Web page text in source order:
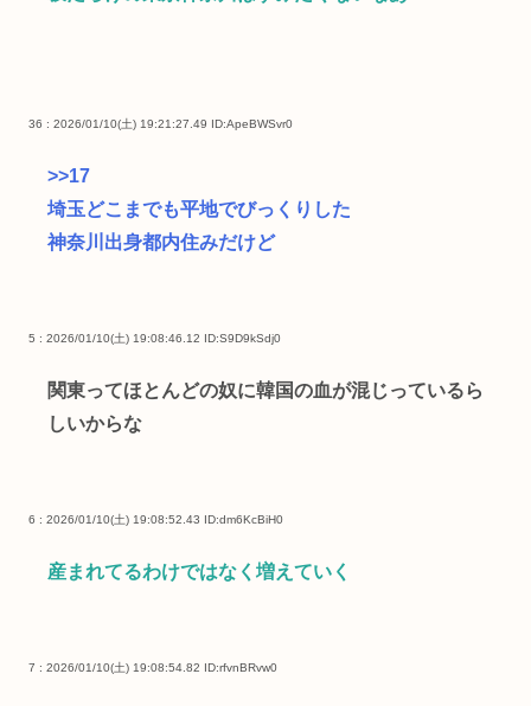
36 : 2026/01/10(土) 19:21:27.49 ID:ApeBWSvr0
>>17
埼玉どこまでも平地でびっくりした
神奈川出身都内住みだけど
5 : 2026/01/10(土) 19:08:46.12 ID:S9D9kSdj0
関東ってほとんどの奴に韓国の血が混じっているら
しいからな
6 : 2026/01/10(土) 19:08:52.43 ID:dm6KcBiH0
産まれてるわけではなく増えていく
7 : 2026/01/10(土) 19:08:54.82 ID:rfvnBRvw0